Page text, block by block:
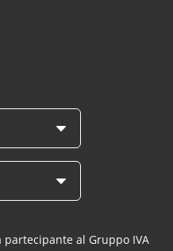
partecipante al Gruppo IVA